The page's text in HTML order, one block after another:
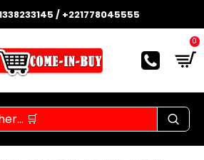
/ +221778045555
0